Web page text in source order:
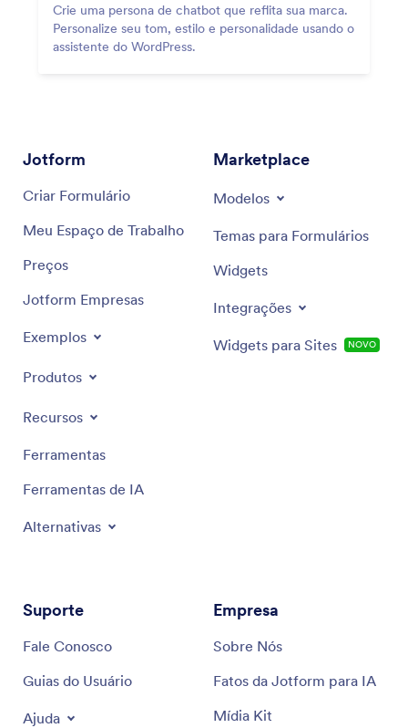
Crie uma persona de chatbot que reflita sua marca.
Personalize seu tom, estilo e personalidade usando o
assistente do WordPress.
Jotform
Criar Formulário
Meu Espaço de Trabalho
Preços
Jotform Empresas
Exemplos
Produtos
Recursos
Ferramentas
Ferramentas de IA
Alternativas
Marketplace
Modelos
Temas para Formulários
Widgets
Integrações
Widgets para Sites NOVO
Suporte
Fale Conosco
Guias do Usuário
Ajuda
Empresa
Sobre Nós
Fatos da Jotform para IA
Mídia Kit